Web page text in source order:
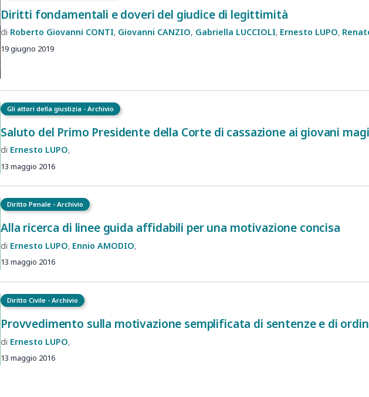
Diritti fondamentali e doveri del giudice di legittimità
Roberto Giovanni CONTI Giovanni CANZIO Gabriella LUCCIOLI Ernesto LUPO
19 giugno 2019
Gli attori della giustizia - Archivio
Saluto del Primo Presidente della Corte di cassazione ai giovani
Ernesto LUPO
13 maggio 2016
Diritto Penale - Archivio
Alla ricerca di linee guida affidabili per una motivazione concisa
Ernesto LUPO Ennio AMODIO
13 maggio 2016
Diritto Civile - Archivio
Provvedimento sulla motivazione semplificata di sentenze e di
Ernesto LUPO
13 maggio 2016